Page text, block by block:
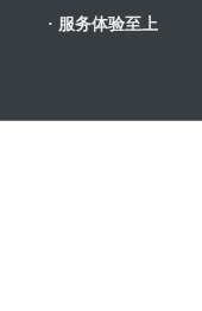
· 服务体验至上